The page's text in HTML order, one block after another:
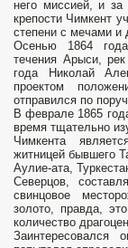
него миссией, и за
крепости Чимкент
степени с мечами и
Осенью 1864
течения Арыси,
года Николай
проектом
отправился по
В феврале 1865
время тщательно
Чимкента
житницей бывшего
Аулие-ата,
Северцов,
свинцовое
золото, правда,
количество